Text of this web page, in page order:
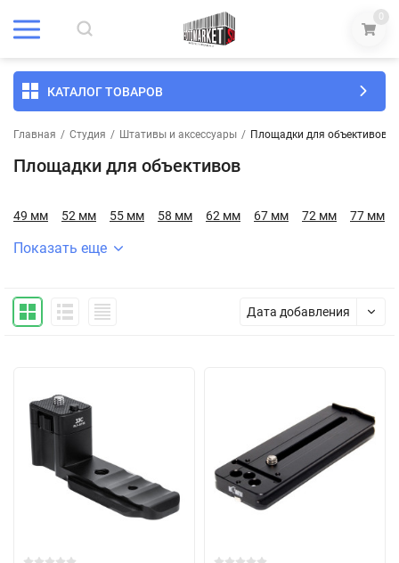
0
КАТАЛОГ ТОВАРОВ
Главная / Студия / Штативы и аксессуары / Площадки для объективов
Площадки для объективов
49 мм 52 мм 55 мм 58 мм 62 мм 67 мм 72 мм 77 мм
Показать еще
Дата добавления